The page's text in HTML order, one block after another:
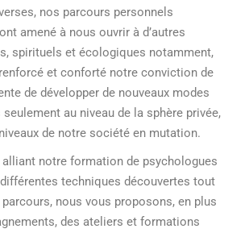
nos parcours personnels
amené à nous ouvrir à d’autres
spirituels et écologiques notamment,
et conforté notre conviction de
de développer de nouveaux modes
au niveau de la sphère privée,
de notre société en mutation.
alliant notre formation de psychologues
techniques découvertes tout
nous vous proposons, en plus
des ateliers et formations